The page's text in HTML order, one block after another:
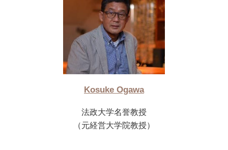
Kosuke Ogawa
法政大学名誉教授
（元経営大学院教授）